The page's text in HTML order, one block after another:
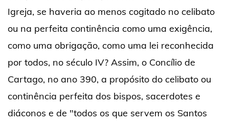
Igreja, se haveria ao menos cogitado no celibato
ou na perfeita continência como uma exigência,
como uma obrigação, como uma lei reconhecida
por todos, no século IV? Assim, o Concílio de
Cartago, no ano 390, a propósito do celibato ou
continência perfeita dos bispos, sacerdotes e
diáconos e de "todos os que servem os Santos